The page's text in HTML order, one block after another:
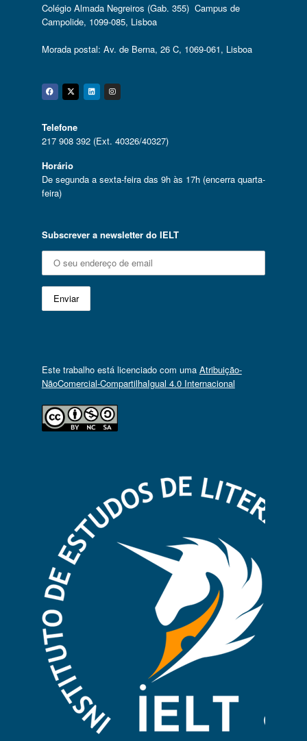
Colégio Almada Negreiros (Gab. 355) Campus de
Campolide, 1099-085, Lisboa
Morada postal: Av. de Berna, 26 C, 1069-061, Lisboa
Facebook
Twitter
Linkedin
Instagram
Telefone
217 908 392 (Ext. 40326/40327)
Horário
De segunda a sexta-feira das 9h às 17h (encerra quarta-
feira)
Subscrever a newsletter do IELT
Este trabalho está licenciado com uma Atribuição-
NãoComercial-CompartilhaIgual 4.0 Internacional